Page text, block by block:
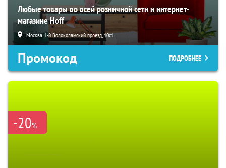
Любые товары во всей розничной сети и интернет-
магазине Hoff
Москва, 1-й Волоколамский проезд, 10с1
Промокод ПОДРОБНЕЕ
-20%